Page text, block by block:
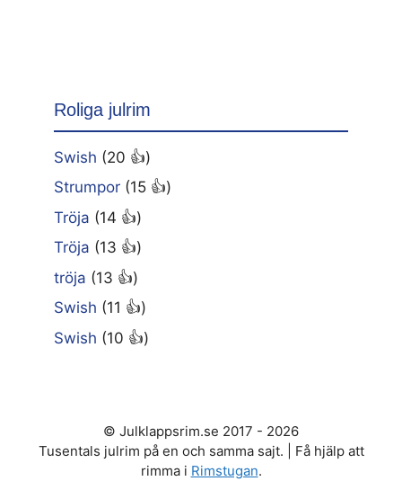
Roliga julrim
Swish (20 👍)
Strumpor (15 👍)
Tröja (14 👍)
Tröja (13 👍)
tröja (13 👍)
Swish (11 👍)
Swish (10 👍)
© Julklappsrim.se 2017 - 2026
Tusentals julrim på en och samma sajt. | Få hjälp att
rimma i Rimstugan.